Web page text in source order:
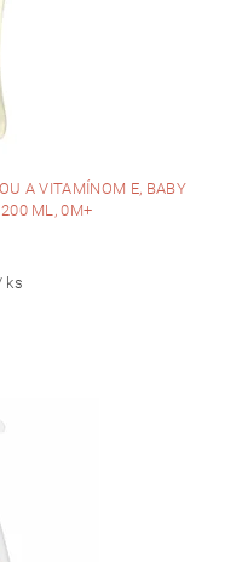
A VITAMÍNOM E, BABY
ML, 0M+
ks